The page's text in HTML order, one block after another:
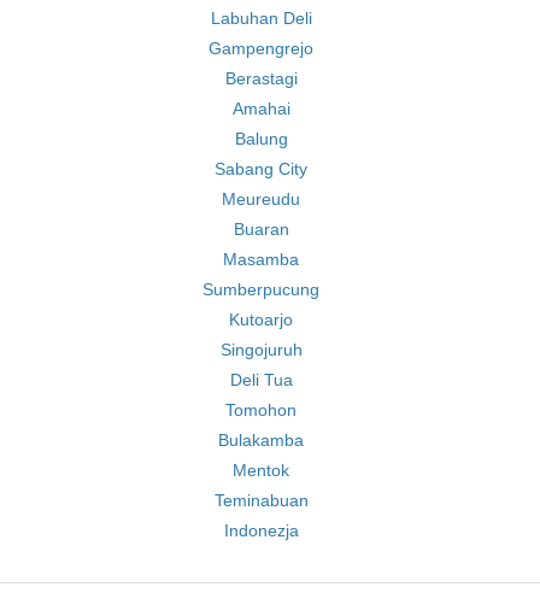
Labuhan Deli
Gampengrejo
Berastagi
Amahai
Balung
Sabang City
Meureudu
Buaran
Masamba
Sumberpucung
Kutoarjo
Singojuruh
Deli Tua
Tomohon
Bulakamba
Mentok
Teminabuan
Indonezja